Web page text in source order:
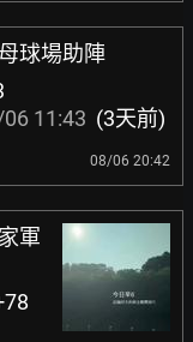
球場助陣
11:43 (3天前)
08/06 20:42
軍